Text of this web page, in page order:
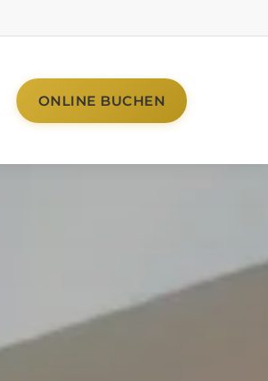
ONLINE BUCHEN